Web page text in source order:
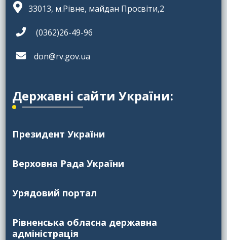
33013, м.Рівне, майдан Просвіти,2
(0362)26-49-96
don@rv.gov.ua
Державні сайти України:
Президент України
Верховна Рада України
Урядовий портал
Рівненська обласна державна
адміністрація